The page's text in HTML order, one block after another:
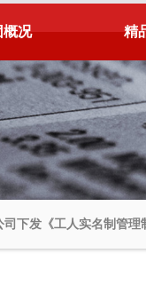
概况 精
司下发《工人实名制管理